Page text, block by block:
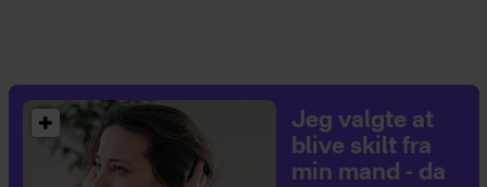
Jeg valgte at
blive skilt fra
min mand - da